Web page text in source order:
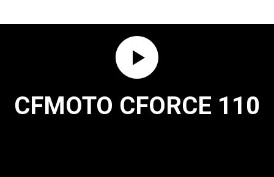
CFMOTO CFORCE 110